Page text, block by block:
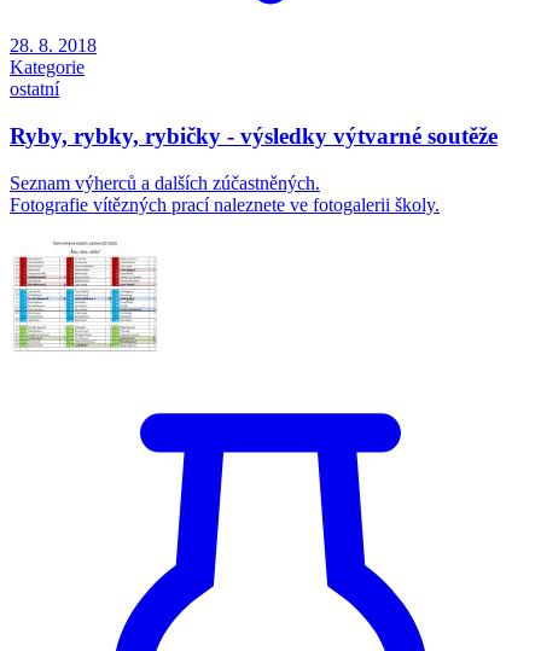
28. 8. 2018
Kategorie
ostatní
Ryby, rybky, rybičky - výsledky výtvarné soutěže
Seznam výherců a dalších zúčastněných.
Fotografie vítězných prací naleznete ve fotogalerii školy.